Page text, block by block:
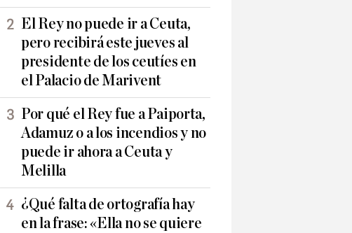
El Rey no puede ir a Ceuta,
pero recibirá este jueves al
presidente de los ceutíes en
el Palacio de Marivent
Por qué el Rey fue a Paiporta,
Adamuz o a los incendios y no
puede ir ahora a Ceuta y
Melilla
¿Qué falta de ortografía hay
en la frase: «Ella no se quiere